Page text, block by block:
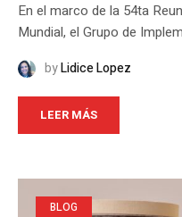
En el marco de la 54ta
Mundial, el Grupo de
byLidice Lopez
LEER MÁS
BLOG